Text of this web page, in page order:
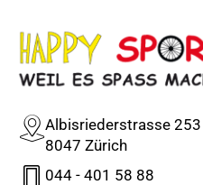
Albisriederstrasse 253
8047 Zürich
044 - 401 58 88